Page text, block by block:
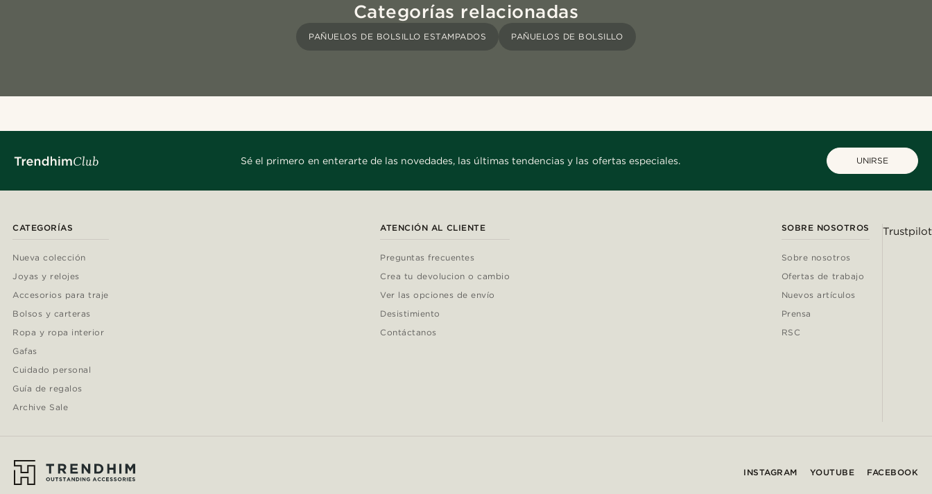
Categorías relacionadas
PAÑUELOS DE BOLSILLO ESTAMPADOS PAÑUELOS DE BOLSILLO
Sé el primero en enterarte de las novedades, las últimas tendencias y las ofertas especiales. UNIRSE
CATEGORÍAS
Nueva colección
Joyas y relojes
Accesorios para traje
Bolsos y carteras
Ropa y ropa interior
Gafas
Cuidado personal
Guía de regalos
Archive Sale
ATENCIÓN AL CLIENTE
Preguntas frecuentes
Crea tu devolucion o cambio
Ver las opciones de envío
Desistimiento
Contáctanos
SOBRE NOSOTROS
Sobre nosotros
Ofertas de trabajo
Nuevos artículos
Prensa
RSC
Trustpilot
INSTAGRAM YOUTUBE FACEBOOK